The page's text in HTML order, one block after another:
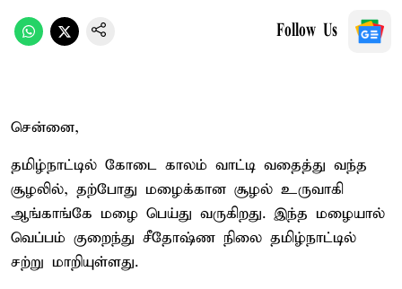
Follow Us
சென்னை,
தமிழ்நாட்டில் கோடை காலம் வாட்டி வதைத்து வந்த
சூழலில், தற்போது மழைக்கான சூழல் உருவாகி
ஆங்காங்கே மழை பெய்து வருகிறது. இந்த மழையால்
வெப்பம் குறைந்து சீதோஷ்ண நிலை தமிழ்நாட்டில்
சற்று மாறியுள்ளது.